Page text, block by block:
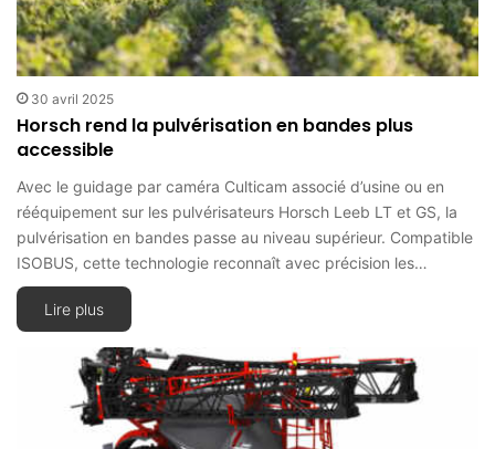
30 avril 2025
Horsch rend la pulvérisation en bandes plus
accessible
Avec le guidage par caméra Culticam associé d’usine ou en
rééquipement sur les pulvérisateurs Horsch Leeb LT et GS, la
pulvérisation en bandes passe au niveau supérieur. Compatible
ISOBUS, cette technologie reconnaît avec précision les…
Lire plus